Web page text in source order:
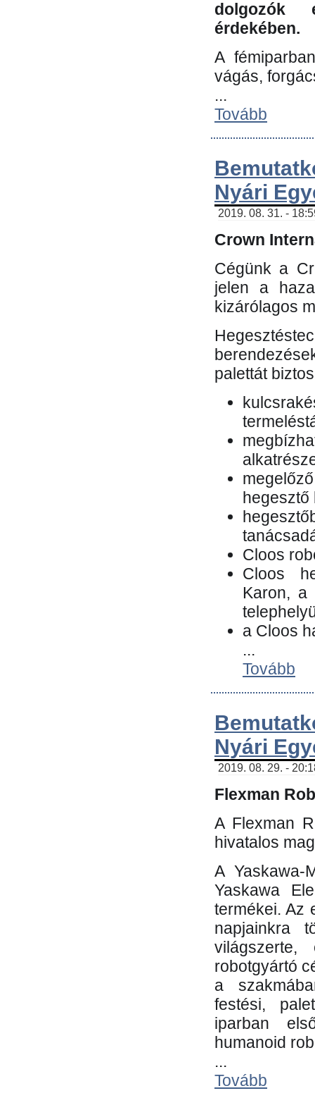
dolgozók
érdekében.
A
vágás,
...
Tovább
Nyári
2019. 08. 31. -
Crown
Cégünk a
jelen a
kizárólagos
palettát
hegesztő
Cloos
Cloos
Karon, a
a Cloos
...
Tovább
Nyári
2019. 08. 29. -
Flexman
A Flexman
hivatalos
A Yaskawa-
Yaskawa
termékei. Az
napjainkra
robotgyártó
a
festési,
iparban
humanoid
...
Tovább